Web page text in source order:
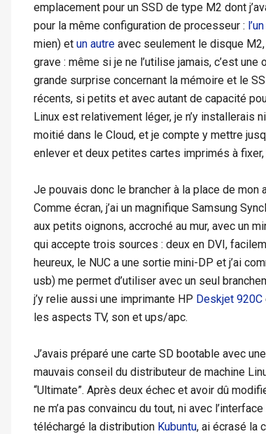
emplacement pour un SSD de type M2 dont
pour la même configuration de processeur : l’un
mien) et un autre avec seulement le disque
grave : même si je ne l’utilise jamais, c’est
grande surprise concernant la mémoire et le
récents, si petits et avec autant de capacité
Linux est relativement léger, je n’y installerais
moitié dans le Cloud, et je compte y mettre
enlever et deux petites cartes imprimés à fixer,
Je pouvais donc le brancher à la place de mon
Comme écran, j’ai un magnifique Samsung
aux petits oignons, accroché au mur, avec un
qui accepte trois sources : deux en DVI,
heureux, le NUC a une sortie mini-DP et j’ai
usb) me permet d’utiliser avec un seul
j’y relie aussi une imprimante HP Deskjet 920C
les aspects TV, son et ups/apc.
J’avais préparé une carte SD bootable avec
mauvais conseil du distributeur de machine
“Ultimate”. Après deux échec et avoir dû
ne m’a pas convaincu du tout, ni avec
téléchargé la distribution Kubuntu, ai écrasé la